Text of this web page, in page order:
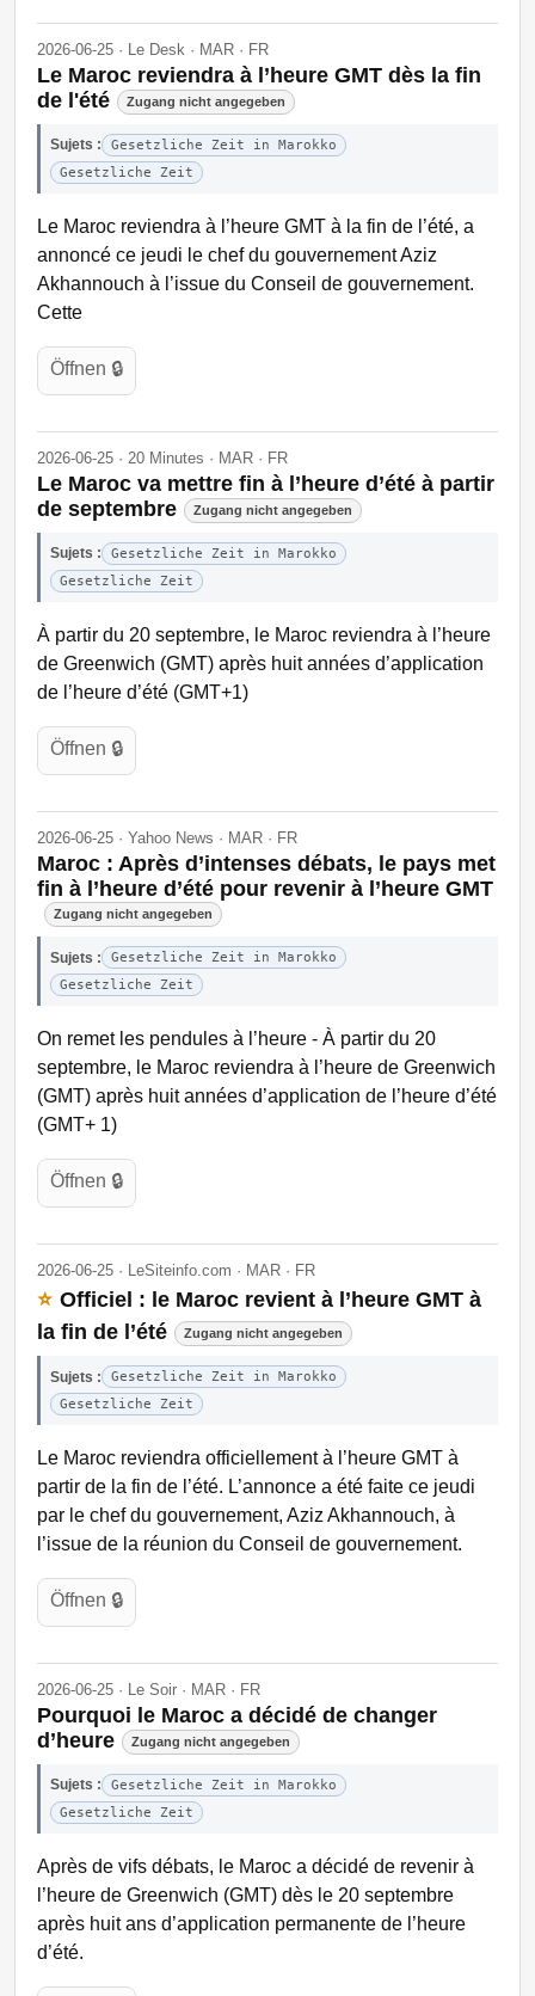
2026-06-25 · Le Desk · MAR · FR
Le Maroc reviendra à l’heure GMT dès la fin
de l'été
Zugang nicht angegeben
Sujets :
Gesetzliche Zeit in Marokko
Gesetzliche Zeit
Le Maroc reviendra à l’heure GMT à la fin de l’été, a
annoncé ce jeudi le chef du gouvernement Aziz
Akhannouch à l’issue du Conseil de gouvernement.
Cette
Öffnen 🔒
2026-06-25 · 20 Minutes · MAR · FR
Le Maroc va mettre fin à l’heure d’été à partir
de septembre
Zugang nicht angegeben
Sujets :
Gesetzliche Zeit in Marokko
Gesetzliche Zeit
À partir du 20 septembre, le Maroc reviendra à l’heure
de Greenwich (GMT) après huit années d’application
de l’heure d’été (GMT+1)
Öffnen 🔒
2026-06-25 · Yahoo News · MAR · FR
Maroc : Après d’intenses débats, le pays met
fin à l’heure d’été pour revenir à l’heure GMT
Zugang nicht angegeben
Sujets :
Gesetzliche Zeit in Marokko
Gesetzliche Zeit
On remet les pendules à l’heure - À partir du 20
septembre, le Maroc reviendra à l’heure de Greenwich
(GMT) après huit années d’application de l’heure d’été
(GMT+ 1)
Öffnen 🔒
2026-06-25 · LeSiteinfo.com · MAR · FR
⭐ Officiel : le Maroc revient à l’heure GMT à
la fin de l’été
Zugang nicht angegeben
Sujets :
Gesetzliche Zeit in Marokko
Gesetzliche Zeit
Le Maroc reviendra officiellement à l’heure GMT à
partir de la fin de l’été. L’annonce a été faite ce jeudi
par le chef du gouvernement, Aziz Akhannouch, à
l’issue de la réunion du Conseil de gouvernement.
Öffnen 🔒
2026-06-25 · Le Soir · MAR · FR
Pourquoi le Maroc a décidé de changer
d’heure
Zugang nicht angegeben
Sujets :
Gesetzliche Zeit in Marokko
Gesetzliche Zeit
Après de vifs débats, le Maroc a décidé de revenir à
l’heure de Greenwich (GMT) dès le 20 septembre
après huit ans d’application permanente de l’heure
d’été.